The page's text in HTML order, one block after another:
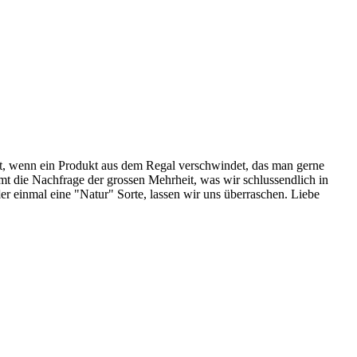
ein Produkt aus dem Regal verschwindet, das man gerne
die Nachfrage der grossen Mehrheit, was wir schlussendlich in
einmal eine "Natur" Sorte, lassen wir uns überraschen. Liebe